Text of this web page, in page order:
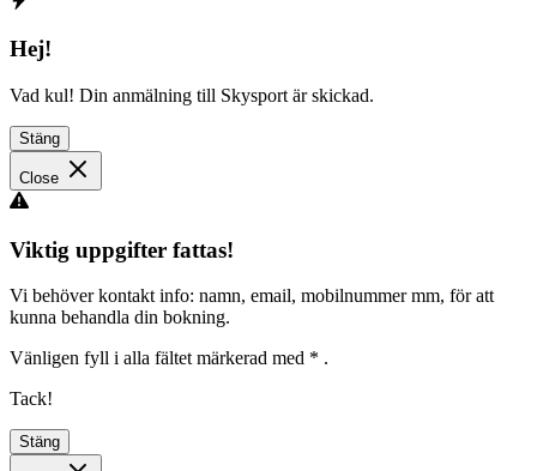
Hej!
Vad kul! Din anmälning till Skysport är skickad.
Stäng
Close
Viktig uppgifter fattas!
Vi behöver kontakt info: namn, email, mobilnummer mm, för att
kunna behandla din bokning.
Vänligen fyll i alla fältet märkerad med * .
Tack!
Stäng